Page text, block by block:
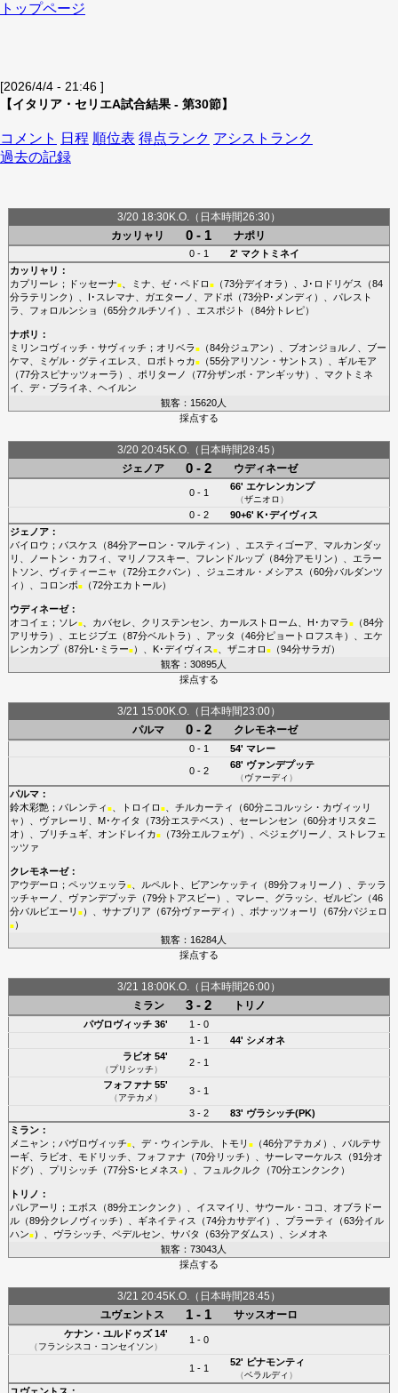
トップページ
[2026/4/4 - 21:46 ]
【イタリア・セリエA試合結果 - 第30節】
コメント 日程 順位表 得点ランク アシストランク
過去の記録
3/20 18:30K.O.（日本時間26:30）
カッリャリ
0 - 1 ナポリ
0 - 1 2' マクトミネイ
カッリャリ ：
カプリーレ ； ドッセーナ■、 ミナ ゼ・ペドロ ■（73分デイオラ ）、 J･ロドリゲス
（84
分ラテリンク ）、 I･スレマナ ガエターノ アドポ （73分P･メンディ ）、 パレスト
ラ
フォロルンショ （65分クルチソイ ）、 エスポジト （84分トレピ）
ナポリ ：
ミリンコヴィッチ・サヴィッチ ； オリベラ ■（84分ジュアン ）、 ブオンジョルノ
ブー
ケマ
ミゲル・グティエレス ロボトゥカ■（55分アリソン・サントス ）、 ギルモア
（77分スピナッツォーラ ）、 ポリターノ （77分ザンボ・アンギッサ）、 マクトミネ
イ
デ・ブライネ
ヘイルン
観客：15620人
採点する
3/20 20:45K.O.（日本時間28:45）
ジェノア
0 - 2 ウディネーゼ
0 - 1
66' エケレンカンプ
（ザニオロ ）
0 - 2 90+6' K･デイヴィス
ジェノア：
バイロウ ； バスケス （84分アーロン・マルティン ）、 エスティゴーア
マルカンダッ
リ
ノートン・カフィ マリノフスキー フレンドルップ（84分アモリン ）、 エラー
トソン
ヴィティーニャ （72分エクバン ）、 ジュニオル・メシアス （60分バルダンツ
ィ ）、 コロンボ■（72分エカトール）
ウディネーゼ：
オコイェ ； ソレ■、 カバセレ クリステンセン カールストローム H･カマラ ■（84分
アリサラ ）、 エヒジブエ （87分ベルトラ ）、 アッタ （46分ピョートロフスキ ）、 エケ
レンカンプ（87分L･ミラー■）、 K･デイヴィス ■、 ザニオロ ■（94分サラガ）
観客：30895人
採点する
3/21 15:00K.O.（日本時間23:00）
パルマ
0 - 2 クレモネーゼ
0 - 1 54' マレー
0 - 2
68' ヴァンデプッテ
（ヴァーディ ）
パルマ：
鈴木彩艶 ； バレンティ ■、 トロイロ ■、 チルカーティ （60分ニコルッシ・カヴィッリ
ャ ）、 ヴァレーリ M･ケイタ （73分エステベス ）、 セーレンセン （60分オリスタニ
オ ）、 ブリチュギ、 オンドレイカ■（73分エルフェゲ）、 ペジェグリーノ
ストレフェ
ッツァ
クレモネーゼ：
アウデーロ ； ペッツェッラ ■、 ルペルト ビアンケッティ （89分フォリーノ ）、 テッラ
ッチャーノ
ヴァンデプッテ （79分トアスビー ）、 マレー グラッシ ゼルビン （46
分バルビエーリ ■）、 サナブリア （67分ヴァーディ ）、 ボナッツォーリ （67分パジェロ
■）
観客：16284人
採点する
3/21 18:00K.O.（日本時間26:00）
ミラン
3 - 2 トリノ
パヴロヴィッチ36'
1 - 0
1 - 1
44' シメオネ
ラビオ54'
（プリシッチ）
2 - 1
フォファナ55'
（アテカメ ）
3 - 1
3 - 2 83' ヴラシッチ(PK)
ミラン：
メニャン ； パヴロヴィッチ■、 デ・ウィンテル、 トモリ ■（46分アテカメ ）、 バルテサ
ーギ、 ラビオ モドリッチ フォファナ （70分リッチ ）、 サーレマーケルス （91分オ
ドグ）、 プリシッチ （77分S･ヒメネス ■）、 フュルクルク （70分エンクンク ）
トリノ ：
パレアーリ
； エボス （89分エンクンク ）、 イスマイリ サウール・ココ
オブラドー
ル（89分クレノヴィッチ ）、 ギネイティス （74分カサデイ ）、 プラーティ （63分イル
ハン■）、 ヴラシッチ ペデルセン サパタ （63分アダムス ）、 シメオネ
観客：73043人
採点する
3/21 20:45K.O.（日本時間28:45）
ユヴェントス
1 - 1 サッスオーロ
ケナン・ユルドゥズ14'
（フランシスコ・コンセイソン）
1 - 0
1 - 1
52' ピナモンティ
（ベラルディ ）